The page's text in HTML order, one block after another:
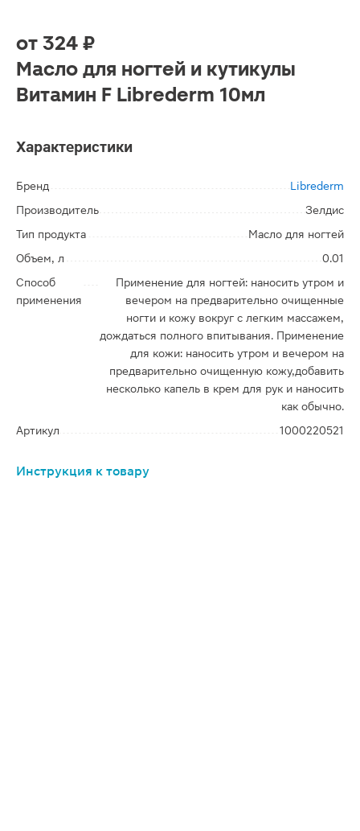
от 324 ₽
Масло для ногтей и кутикулы
Витамин F Librederm 10мл
Характеристики
Бренд
Librederm
Производитель
Зелдис
Тип продукта
Масло для ногтей
Объем, л
0.01
Способ
применения
Применение для ногтей: наносить утром и
вечером на предварительно очищенные
ногти и кожу вокруг с легким массажем,
дождаться полного впитывания. Применение
для кожи: наносить утром и вечером на
предварительно очищенную кожу,добавить
несколько капель в крем для рук и наносить
как обычно.
Артикул
1000220521
Инструкция к товару